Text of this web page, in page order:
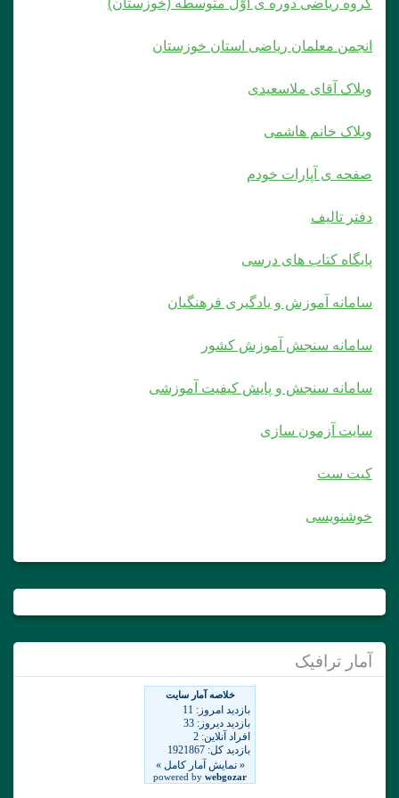
انجمن معلمان ریاضی استان خوزستان
وبلاک آقای ملاسعیدی
وبلاک خانم هاشمی
صفحه ی آپارات خودم
دفتر تالیف
پایگاه کتاب های درسی
سامانه آموزش و یادگیری فرهنگیان
سامانه سنجش آموزش کشور
سامانه سنجش و پایش کیفیت آموزشی
سایت آزمون سازی
کیت ست
خوشنویسی
آمار ترافیک